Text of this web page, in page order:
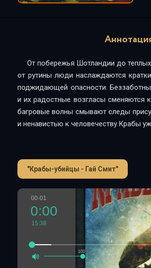
От побережья Шотландии до
от рутины люди наслаждаются
поджидающей опасности.
и их радостные возгласы сменяются
багровые волны смывают следы
и ненавистью к человечеству.Крабы
"Крабы-убийцы - Гай Смит"
00-01
100
0:00
15:38